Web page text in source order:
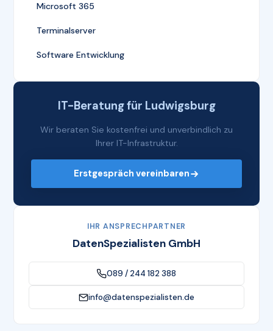
Microsoft 365
Terminalserver
Software Entwicklung
IT-Beratung für Ludwigsburg
Wir beraten Sie kostenfrei und unverbindlich zu
Ihrer IT-Infrastruktur.
Erstgespräch vereinbaren
IHR ANSPRECHPARTNER
DatenSpezialisten GmbH
089 / 244 182 388
info@datenspezialisten.de